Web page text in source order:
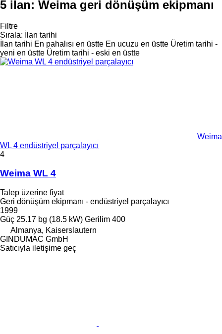
5 ilan: Weima geri dönüşüm ekipmanı
Filtre
Sırala:
İlan tarihi
İlan tarihi En pahalısı en üstte En ucuzu en üstte Üretim tarihi -
yeni en üstte Üretim tarihi - eski en üstte
Weima
WL 4 endüstriyel parçalayıcı
4
Weima WL 4
Talep üzerine fiyat
Geri dönüşüm ekipmanı - endüstriyel parçalayıcı
1999
Güç 25.17 bg (18.5 kW) Gerilim 400
Almanya, Kaiserslautern
GINDUMAC GmbH
Satıcıyla iletişime geç